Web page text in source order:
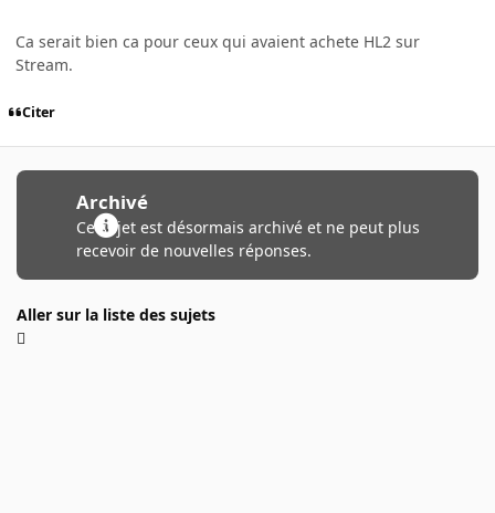
Ca serait bien ca pour ceux qui avaient achete HL2 sur
Stream.
Citer
Archivé
Ce sujet est désormais archivé et ne peut plus
recevoir de nouvelles réponses.
Aller sur la liste des sujets